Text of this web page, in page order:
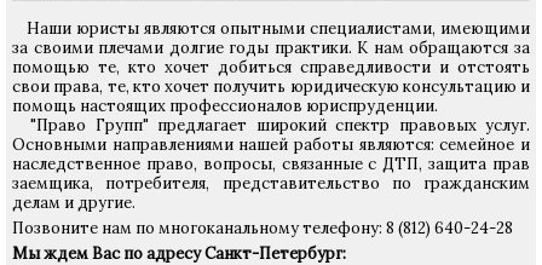
Наши юристы являются опытными специалистами, имеющими
за своими плечами долгие годы практики. К нам обращаются за
помощью те, кто хочет добиться справедливости и отстоять
свои права, те, кто хочет получить юридическую консультацию и
помощь настоящих профессионалов юриспруденции.
"Право Групп" предлагает широкий спектр правовых услуг.
Основными направлениями нашей работы являются: семейное и
наследственное право, вопросы, связанные с ДТП, защита прав
заемщика, потребителя, представительство по гражданским
делам и другие.
Позвоните нам по многоканальному телефону: 8 (812) 640-24-28
Мы ждем Вас по адресу Санкт-Петербург: